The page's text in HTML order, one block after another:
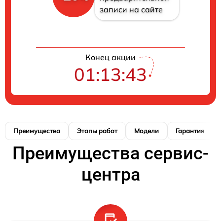
записи на сайте
Конец акции
01:13:42
Преимущества Этапы работ Модели Гарантия
Преимущества сервис-
центра